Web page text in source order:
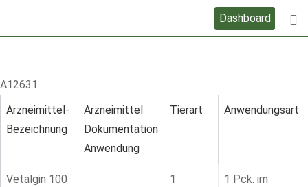
Dashboard
A12631
Arzneimittel-
Bezeichnung
Arzneimittel
Dokumentation
Anwendung
Tierart Anwendungsart
Vetalgin 100
1
1 Pck. im